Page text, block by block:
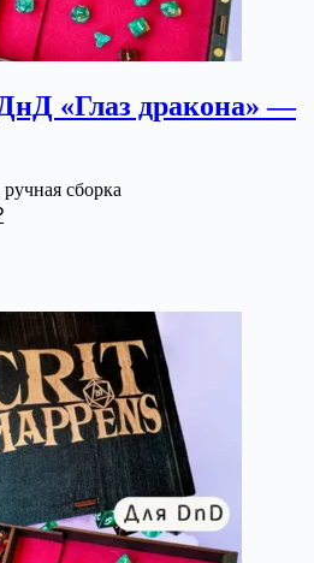
«Глаз дракона» —
сборка
Текущая